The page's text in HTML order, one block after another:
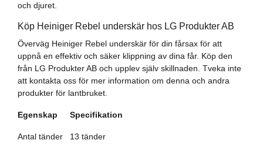
och djuret.
Köp Heiniger Rebel underskär hos LG Produkter AB
Överväg Heiniger Rebel underskär för din fårsax för att
uppnå en effektiv och säker klippning av dina får. Köp den
från LG Produkter AB och upplev själv skillnaden. Tveka inte
att kontakta oss för mer information om denna och andra
produkter för lantbruket.
Egenskap Specifikation
Antal tänder 13 tänder